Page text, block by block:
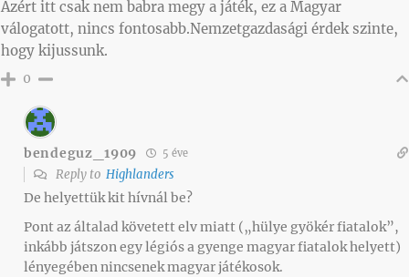
Azért itt csak nem babra megy a játék, ez a Magyar
válogatott, nincs fontosabb.Nemzetgazdasági érdek szinte,
hogy kijussunk.
0
bendeguz_1909 5 éve
Reply to Highlanders
De helyettük kit hívnál be?
Pont az általad követett elv miatt („hülye gyökér fiatalok”,
inkább játszon egy légiós a gyenge magyar fiatalok helyett)
lényegében nincsenek magyar játékosok.